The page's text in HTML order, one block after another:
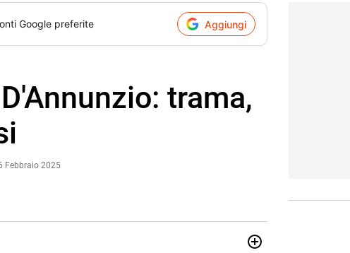
Google preferite Aggiungi
trama,
Febbraio 2025